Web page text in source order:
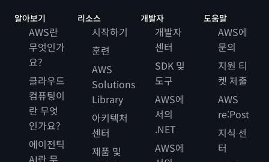
알아보기
AWS란
무엇인가
요?
클라우드
컴퓨팅이
란 무엇
인가요?
에이전틱
AI란 무
리소스
시작하기
훈련
AWS
Solutions
Library
아키텍처
센터
제품 및
개발자
개발자
센터
SDK 및
도구
AWS에
서의
.NET
AWS에
도움말
AWS에
문의
지원 티
켓 제출
AWS
re:Post
지식 센
터